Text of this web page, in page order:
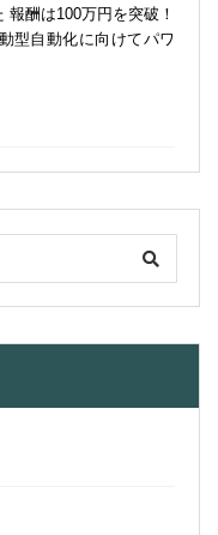
酬は100万円を突破！
型自動化に向けてパワ